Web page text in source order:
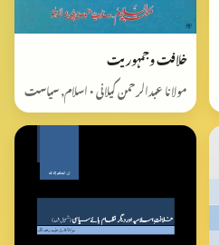
خلافت وجمہوریت
مولانا عبدالرحمن کیلانی • اسلام, سیاست